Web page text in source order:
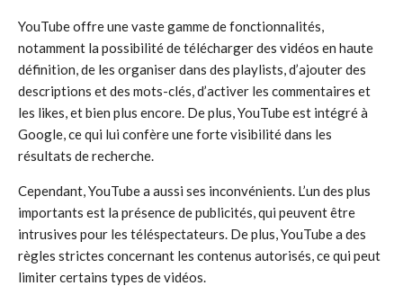
YouTube offre une vaste gamme de fonctionnalités,
notamment la possibilité de télécharger des vidéos en haute
définition, de les organiser dans des playlists, d’ajouter des
descriptions et des mots-clés, d’activer les commentaires et
les likes, et bien plus encore. De plus, YouTube est intégré à
Google, ce qui lui confère une forte visibilité dans les
résultats de recherche.
Cependant, YouTube a aussi ses inconvénients. L’un des plus
importants est la présence de publicités, qui peuvent être
intrusives pour les téléspectateurs. De plus, YouTube a des
règles strictes concernant les contenus autorisés, ce qui peut
limiter certains types de vidéos.